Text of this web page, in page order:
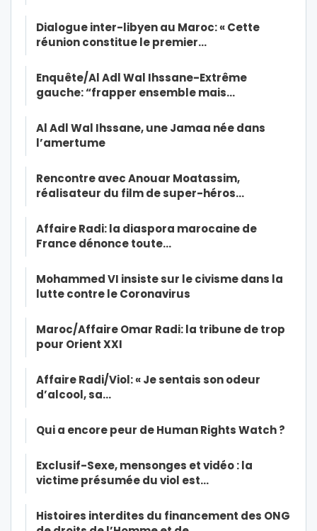
Dialogue inter-libyen au Maroc: « Cette
réunion constitue le premier…
Enquête/Al Adl Wal Ihssane-Extrême
gauche: “frapper ensemble mais…
Al Adl Wal Ihssane, une Jamaa née dans
l’amertume
Rencontre avec Anouar Moatassim,
réalisateur du film de super-héros…
Affaire Radi: la diaspora marocaine de
France dénonce toute…
Mohammed VI insiste sur le civisme dans la
lutte contre le Coronavirus
Maroc/Affaire Omar Radi: la tribune de trop
pour Orient XXI
Affaire Radi/Viol: « Je sentais son odeur
d’alcool, sa…
Qui a encore peur de Human Rights Watch ?
Exclusif-Sexe, mensonges et vidéo : la
victime présumée du viol est…
Histoires interdites du financement des ONG